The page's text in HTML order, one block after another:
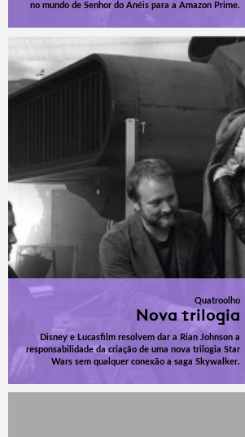
no mundo de Senhor do Anéis para a Amazon Prime.
Quatroolho
Nova trilogia
Disney e Lucasfilm resolvem dar a Rian Johnson a
responsabilidade da criação de uma nova trilogia Star
Wars sem qualquer conexão a saga Skywalker.